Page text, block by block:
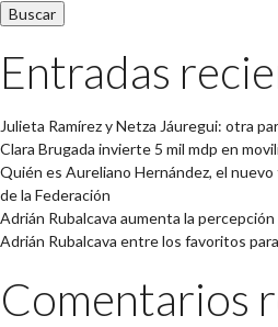
Entradas
Julieta Ramírez y Netza Jáuregui: otra
Clara Brugada invierte 5 mil mdp en
Quién es Aureliano Hernández, el
de la Federación
Adrián Rubalcava aumenta la
Adrián Rubalcava entre los favoritos
Comentarios